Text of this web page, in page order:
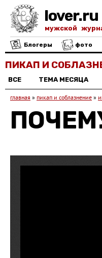
lover.ru
мужской
Блогеры фото
ПИКАП И
ВСЕ ТЕМА МЕСЯЦА
главная » пикап и соблазнение »